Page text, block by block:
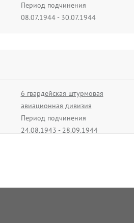
Период подчинения
08.07.1944 - 30.07.1944
6 гвардейская штурмовая
авиационная дивизия
Период подчинения
24.08.1943 - 28.09.1944